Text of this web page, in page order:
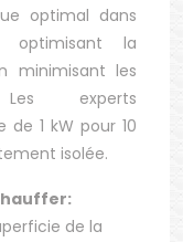
optimal dans
optimisant la
minimisant les
experts
1 kW pour 10
isolée.
de la